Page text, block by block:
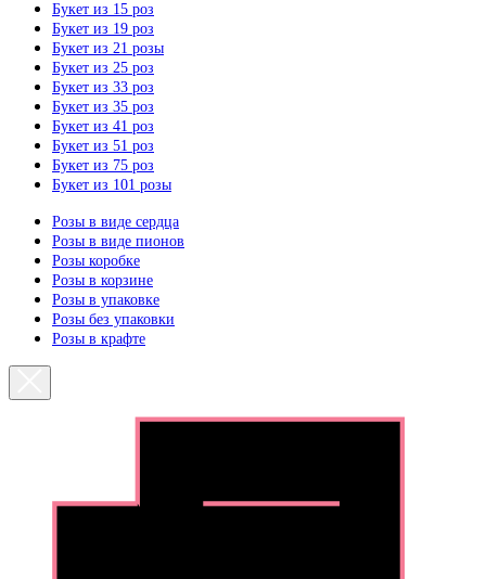
Букет из 15 роз
Букет из 19 роз
Букет из 21 розы
Букет из 25 роз
Букет из 33 роз
Букет из 35 роз
Букет из 41 роз
Букет из 51 роз
Букет из 75 роз
Букет из 101 розы
Розы в виде сердца
Розы в виде пионов
Розы коробке
Розы в корзине
Розы в упаковке
Розы без упаковки
Розы в крафте